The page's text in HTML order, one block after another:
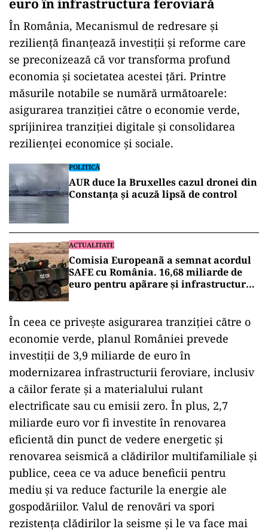
euro în infrastructura feroviară
În România, Mecanismul de redresare şi
rezilienţă finanţează investiţii şi reforme care
se preconizează că vor transforma profund
economia şi societatea acestei ţări. Printre
măsurile notabile se numără următoarele:
asigurarea tranziţiei către o economie verde,
sprijinirea tranziţiei digitale şi consolidarea
rezilienţei economice şi sociale.
POLITICĂ
AUR duce la Bruxelles cazul dronei din
Constanța și acuză lipsă de control
ACTUALITATE
Comisia Europeanã a semnat acordul
SAFE cu România. 16,68 miliarde de
euro pentru apãrare și infrastructurã
În ceea ce priveşte asigurarea tranziţiei către o
economie verde, planul României prevede
investiţii de 3,9 miliarde de euro în
modernizarea infrastructurii feroviare, inclusiv
a căilor ferate şi a materialului rulant
electrificate sau cu emisii zero. În plus, 2,7
miliarde euro vor fi investite în renovarea
eficientă din punct de vedere energetic şi
renovarea seismică a clădirilor multifamiliale şi
publice, ceea ce va aduce beneficii pentru
mediu şi va reduce facturile la energie ale
gospodăriilor. Valul de renovări va spori
rezistenţa clădirilor la seisme şi le va face mai